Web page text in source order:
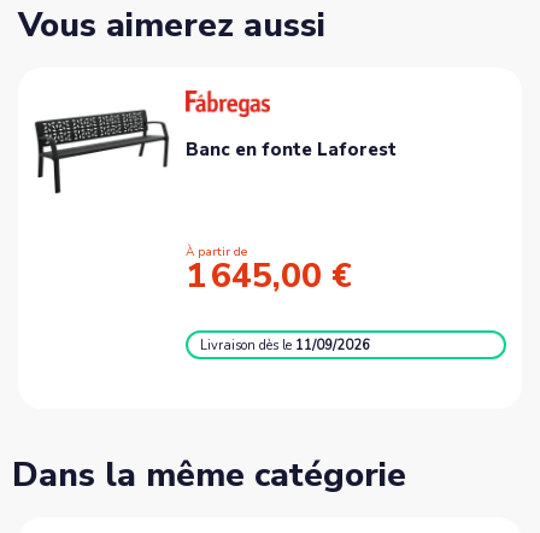
Vous aimerez aussi
Banc en fonte Laforest
À partir de
1 645,00 €
Livraisondès le 11/09/2026
Dans la même catégorie